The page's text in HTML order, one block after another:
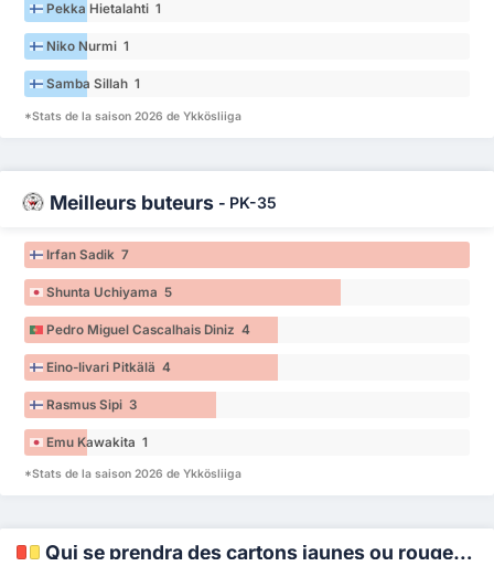
Pekka Hietalahti 1
Niko Nurmi 1
Samba Sillah 1
*Stats de la saison 2026 de Ykkösliiga
Meilleurs buteurs - PK-35
Irfan Sadik 7
Shunta Uchiyama 5
Pedro Miguel Cascalhais Diniz 4
Eino-Iivari Pitkälä 4
Rasmus Sipi 3
Emu Kawakita 1
*Stats de la saison 2026 de Ykkösliiga
Qui se prendra des cartons jaunes ou rouges ?